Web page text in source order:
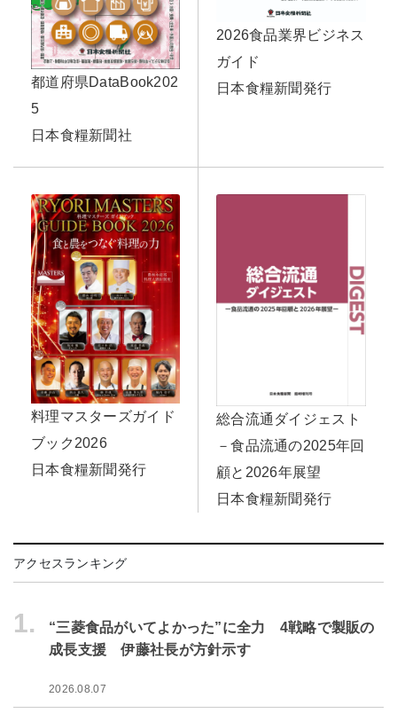
都道府県DataBook202
5
日本食糧新聞社
2026食品業界ビジネス
ガイド
日本食糧新聞発行
料理マスターズガイド
ブック2026
日本食糧新聞発行
総合流通ダイジェスト
－食品流通の2025年回
顧と2026年展望
日本食糧新聞発行
アクセスランキング
1.
“三菱食品がいてよかった”に全力 4戦略で製販の
成長支援 伊藤社長が方針示す
2026.08.07